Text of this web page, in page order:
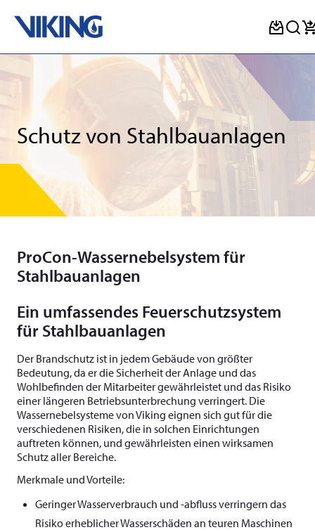
content
Schutz von Stahlbauanlagen
ProCon-Wassernebelsystem für
Stahlbauanlagen
Ein umfassendes Feuerschutzsystem
für Stahlbauanlagen
Der Brandschutz ist in jedem Gebäude von größter
Bedeutung, da er die Sicherheit der Anlage und das
Wohlbefinden der Mitarbeiter gewährleistet und das Risiko
einer längeren Betriebsunterbrechung verringert. Die
Wassernebelsysteme von Viking eignen sich gut für die
verschiedenen Risiken, die in solchen Einrichtungen
auftreten können, und gewährleisten einen wirksamen
Schutz aller Bereiche.
Merkmale und Vorteile:
Geringer Wasserverbrauch und -abfluss verringern das
Risiko erheblicher Wasserschäden an teuren Maschinen